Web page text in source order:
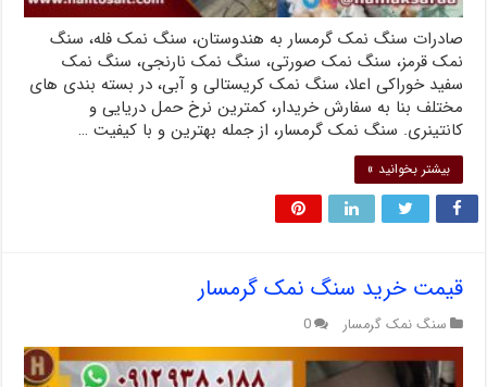
صادرات سنگ نمک گرمسار به هندوستان، سنگ نمک فله، سنگ
نمک قرمز، سنگ نمک صورتی، سنگ نمک نارنجی، سنگ نمک
سفید خوراکی اعلا، سنگ نمک کریستالی و آبی، در بسته بندی های
مختلف بنا به سفارش خریدار، کمترین نرخ حمل دریایی و
کانتینری. سنگ نمک گرمسار، از جمله بهترین و با کیفیت …
بیشتر بخوانید »
قیمت خرید سنگ نمک گرمسار
سنگ نمک گرمسار 0